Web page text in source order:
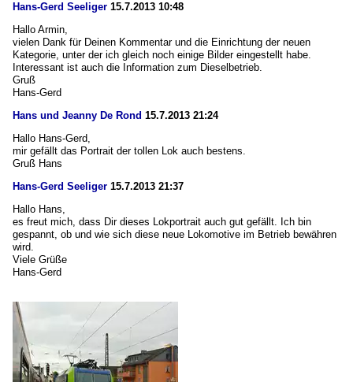
Hans-Gerd Seeliger 15.7.2013 10:48
Hallo Armin,
vielen Dank für Deinen Kommentar und die Einrichtung der neuen
Kategorie, unter der ich gleich noch einige Bilder eingestellt habe.
Interessant ist auch die Information zum Dieselbetrieb.
Gruß
Hans-Gerd
Hans und Jeanny De Rond 15.7.2013 21:24
Hallo Hans-Gerd,
mir gefällt das Portrait der tollen Lok auch bestens.
Gruß Hans
Hans-Gerd Seeliger 15.7.2013 21:37
Hallo Hans,
es freut mich, dass Dir dieses Lokportrait auch gut gefällt. Ich bin
gespannt, ob und wie sich diese neue Lokomotive im Betrieb bewähren
wird.
Viele Grüße
Hans-Gerd